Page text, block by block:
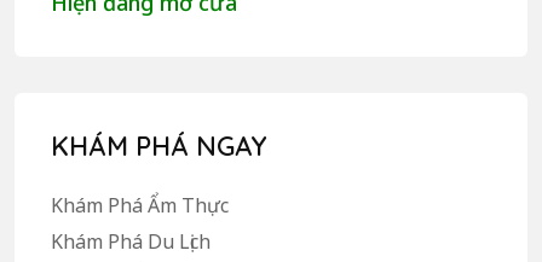
KHÁM PHÁ NGAY
Khám Phá Ẩm Thực
Khám Phá Du Lịch